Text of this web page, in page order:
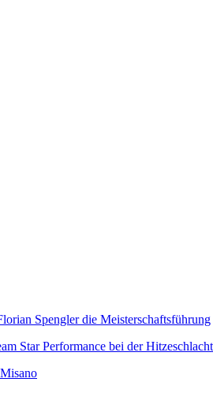
Spengler die Meisterschaftsführung
Star Performance bei der